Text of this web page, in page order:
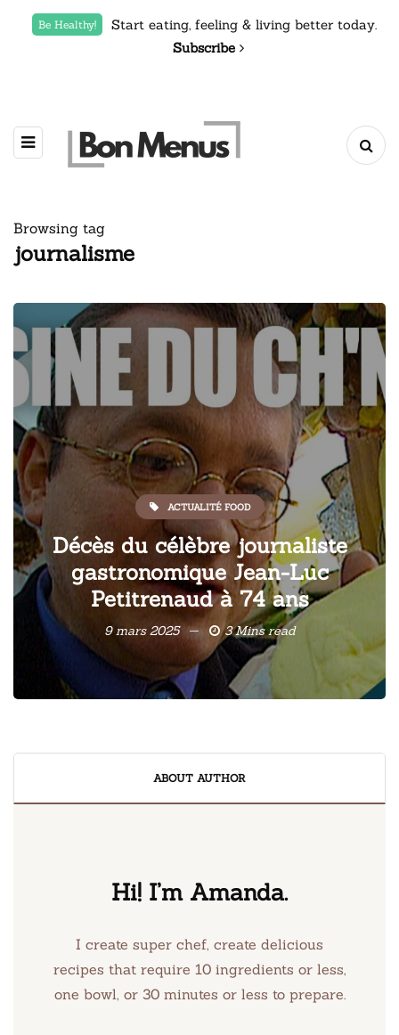
Be Healthy!
Start eating, feeling & living better today.
Subscribe
Browsing tag
journalisme
ACTUALITÉ FOOD
Décès du célèbre journaliste
gastronomique Jean-Luc
Petitrenaud à 74 ans
9 mars 2025 3 Mins read
ABOUT AUTHOR
Hi! I’m Amanda.
I create super chef, create delicious
recipes that require 10 ingredients or less,
one bowl, or 30 minutes or less to prepare.